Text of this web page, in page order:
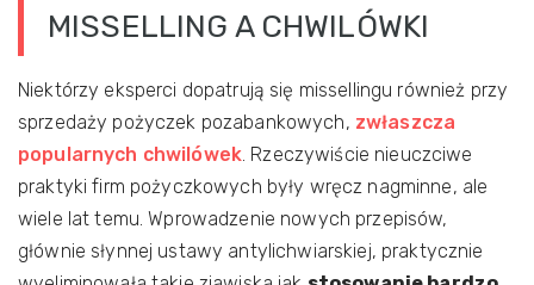
MISSELLING A CHWILÓWKI
Niektórzy eksperci dopatrują się missellingu również przy
sprzedaży pożyczek pozabankowych, zwłaszcza
popularnych chwilówek. Rzeczywiście nieuczciwe
praktyki firm pożyczkowych były wręcz nagminne, ale
wiele lat temu. Wprowadzenie nowych przepisów,
głównie słynnej ustawy antylichwiarskiej, praktycznie